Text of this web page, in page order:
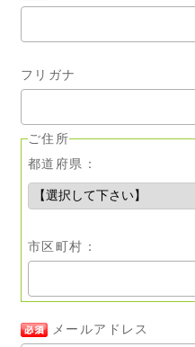
フリガナ
ご住所
都道府県：
市区町村：
メールアドレス